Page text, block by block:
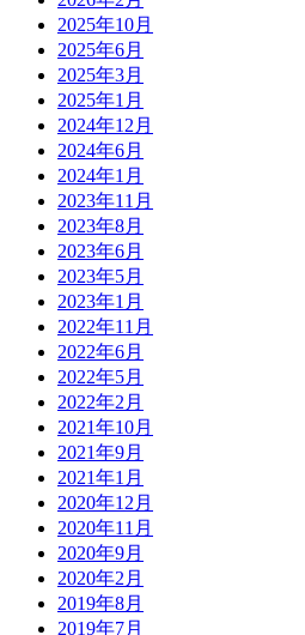
2025年10月
2025年6月
2025年3月
2025年1月
2024年12月
2024年6月
2024年1月
2023年11月
2023年8月
2023年6月
2023年5月
2023年1月
2022年11月
2022年6月
2022年5月
2022年2月
2021年10月
2021年9月
2021年1月
2020年12月
2020年11月
2020年9月
2020年2月
2019年8月
2019年7月